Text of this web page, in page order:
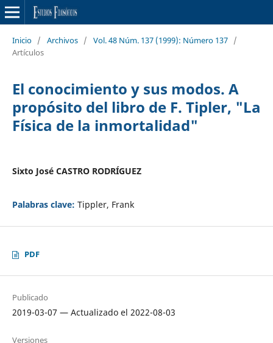
Inicio / Archivos / Vol. 48 Núm. 137 (1999): Número 137 /
Artículos
El conocimiento y sus modos. A
propósito del libro de F. Tipler, "La
Física de la inmortalidad"
Sixto José CASTRO RODRÍGUEZ
Palabras clave: Tippler, Frank
PDF
Publicado
2019-03-07 — Actualizado el 2022-08-03
Versiones